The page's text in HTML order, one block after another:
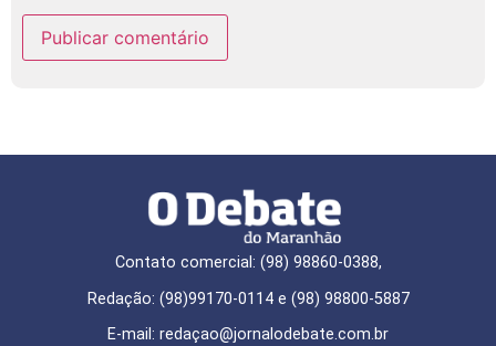
Contato comercial: (98) 98860-0388,
Redação: (98)99170-0114 e (98) 98800-5887
E-mail: redaçao@jornalodebate.com.br